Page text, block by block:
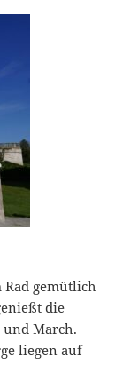
gemütlich
die
March.
liegen auf